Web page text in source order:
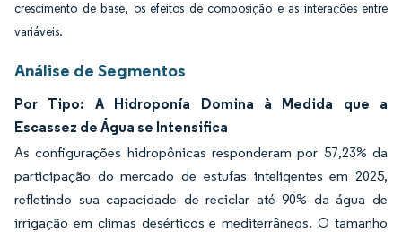
crescimento de base, os efeitos de composição e as interações entre
variáveis.
Análise de Segmentos
Por Tipo: A Hidroponía Domina à Medida que a
Escassez de Água se Intensifica
As configurações hidropônicas responderam por 57,23% da
participação do mercado de estufas inteligentes em 2025,
refletindo sua capacidade de reciclar até 90% da água de
irrigação em climas desérticos e mediterrâneos. O tamanho